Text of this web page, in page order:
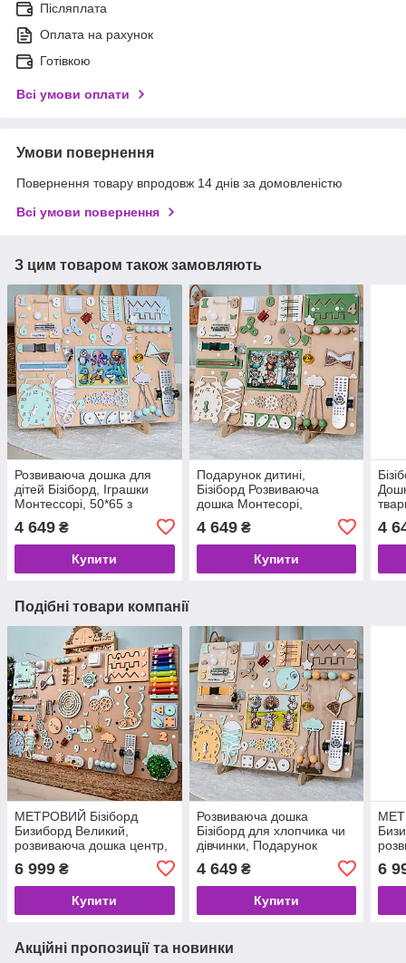
Післяплата
Оплата на рахунок
Готівкою
Всі умови оплати
Умови повернення
Повернення товару впродовж 14 днів за домовленістю
Всі умови повернення
З цим товаром також замовляють
Розвиваюча дошка для
дітей Бізіборд, Іграшки
Монтессорі, 50*65 з
Море
4 649 ₴
Купити
Подарунок дитині,
Бізіборд Розвиваюча
дошка Монтесорі,
дерев'яні іграшки для 1 2
3 роки Бізікуб Бізідім
4 649₴
Купити
4
Подібні товари компанії
МЕТРОВИЙ Бізіборд
Бизиборд Великий,
розвиваюча дошка центр,
Подарунок дитині на рік,
Busy board дерев'яні
іграшки
6 999 ₴
Купити
Розвиваюча дошка
Бізіборд для хлопчика чи
дівчинки, Подарунок
Монтессорі Деревʼяна
Іграшка для моторики
4 649₴
Купити
6
Акційні пропозиції та новинки